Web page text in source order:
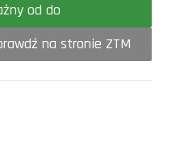
Ważny od do
na stronie ZTM